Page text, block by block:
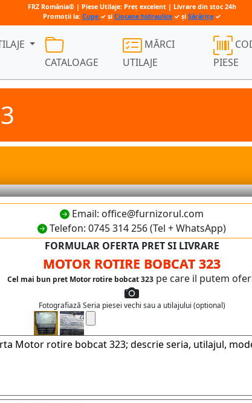
Email: office@furnizorul.com
Telefon: 0745 314 256 (Tel + WhatsApp)
FORMULAR OFERTA PRET SI LIVRARE
MOTOR ROTIRE BOBCAT 323
Cel mai bun pret Motor rotire bobcat 323 pe care il putem
Fotografiază Seria piesei vechi sau a utilajului (optional)
FRZ România® | Piese Utilaje: Preț excelent | Livrare din stoc 24h
Promoții la: Cupe ✓ și Ciocane hidraulice ✓ și Sărărițe ✓
CATALOAGE
MĂRCI
UTILAJE
PIESE